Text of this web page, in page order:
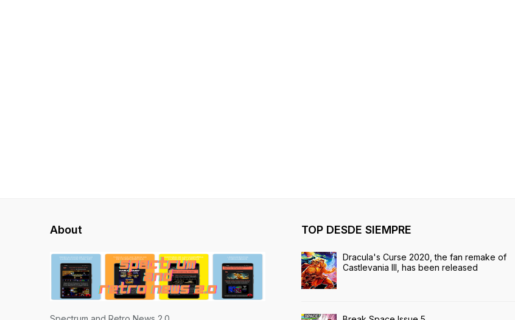
About TOP DESDE SIEMPRE
Dracula's Curse 2020, the fan remake of
Castlevania III, has been released